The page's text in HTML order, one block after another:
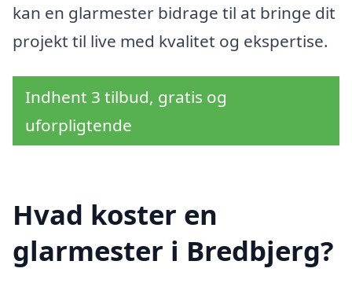
kan en glarmester bidrage til at bringe dit
projekt til live med kvalitet og ekspertise.
Indhent 3 tilbud, gratis og
uforpligtende
Hvad koster en
glarmester i Bredbjerg?